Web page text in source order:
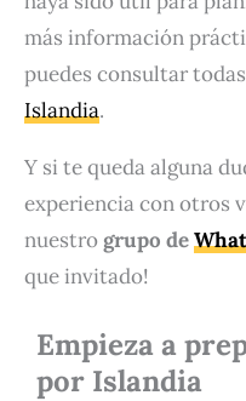
más información
puedes consultar
Islandia.
Y si te queda alguna
experiencia con otros
nuestro grupo de
que invitado!
Empieza a
por Islandia